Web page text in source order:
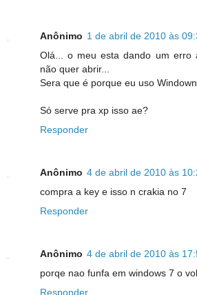
Anônimo 1 de abril de 2010 às
Olá... o meu esta dando um erro
não quer abrir...
Sera que é porque eu uso
Só serve pra xp isso ae?
Responder
Anônimo 4 de abril de 2010 às
compra a key e isso n crakia no 7
Responder
Anônimo 4 de abril de 2010 às
porqe nao funfa em windows 7 o
Responder